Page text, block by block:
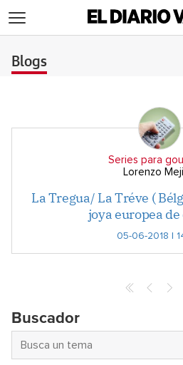
Blogs
Series para
Lorenzo
La Tregua/ La Tréve (
joya europea de
05-06-2018 |
Buscador